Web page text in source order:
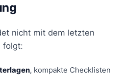
nicht mit dem letzten
folgt:
, kompakte Checklisten